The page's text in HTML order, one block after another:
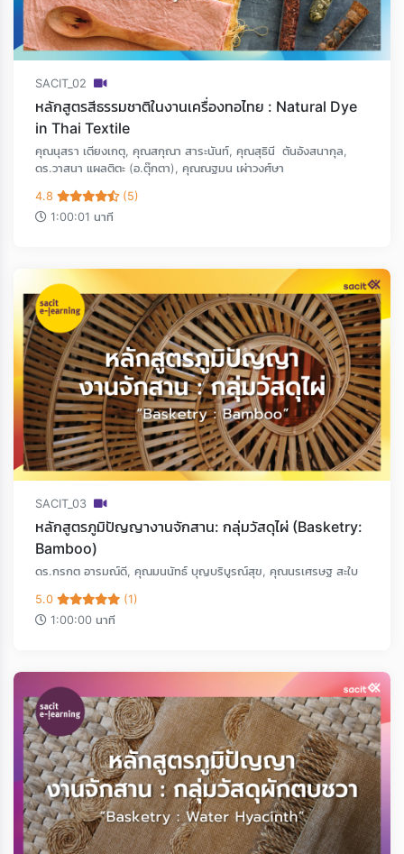
SACIT_02
หลักสูตรสีธรรมชาติในงานเครื่องทอไทย : Natural Dye
in Thai Textile
คุณนุสรา เตียงเกตุ, คุณสกุณา สาระนันท์, คุณสุธินี ตันอังสนากุล,
ดร.วาสนา แผลติตะ (อ.ตุ๊กตา), คุณณฐมน เผ่าวงศ์ษา
4.8
(5)
1:00:01 นาที
SACIT_03
หลักสูตรภูมิปัญญางานจักสาน: กลุ่มวัสดุไผ่ (Basketry:
Bamboo)
ดร.กรกต อารมณ์ดี, คุณมนนัทธ์ บุญบริบูรณ์สุข, คุณนรเศรษฐ สะใบ
5.0
(1)
1:00:00 นาที